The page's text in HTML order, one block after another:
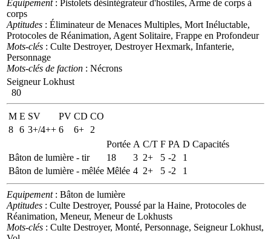
Equipement: Pistolets désintégrateur d'hostiles, Arme de corps à
corps
Aptitudes : Éliminateur de Menaces Multiples, Mort Inéluctable,
Protocoles de Réanimation, Agent Solitaire, Frappe en Profondeur
Mots-clés : Culte Destroyer, Destroyer Hexmark, Infanterie,
Personnage
Mots-clés de faction : Nécrons
Seigneur Lokhust
80
M E SV PV CD CO
8 6 3+/4++ 6 6+
2
Portée A C/T F PA D Capacités
Bâton de lumière - tir
18 3 2+ 5 -2
1
Bâton de lumière - mêlée Mêlée 4 2+ 5 -2 1
Equipement: Bâton de lumière
Aptitudes : Culte Destroyer, Poussé par la Haine, Protocoles de
Réanimation, Meneur, Meneur de Lokhusts
Mots-clés : Culte Destroyer, Monté, Personnage, Seigneur Lokhust,